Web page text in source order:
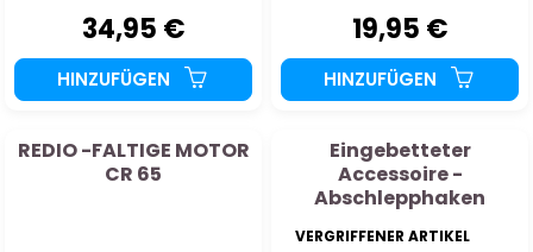
34,95 €
HINZUFÜGEN
19,95 €
HINZUFÜGEN
REDIO -FALTIGE MOTOR
CR 65
Eingebetteter
Accessoire -
Abschlepphaken
VERGRIFFENER ARTIKEL